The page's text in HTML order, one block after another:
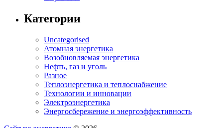
Категории
Uncategorised
Атомная энергетика
Возобновляемая энергетика
Нефть, газ и уголь
Разное
Теплоэнергетика и теплоснабжение
Технологии и инновации
Электроэнергетика
Энергосбережение и энергоэффективность